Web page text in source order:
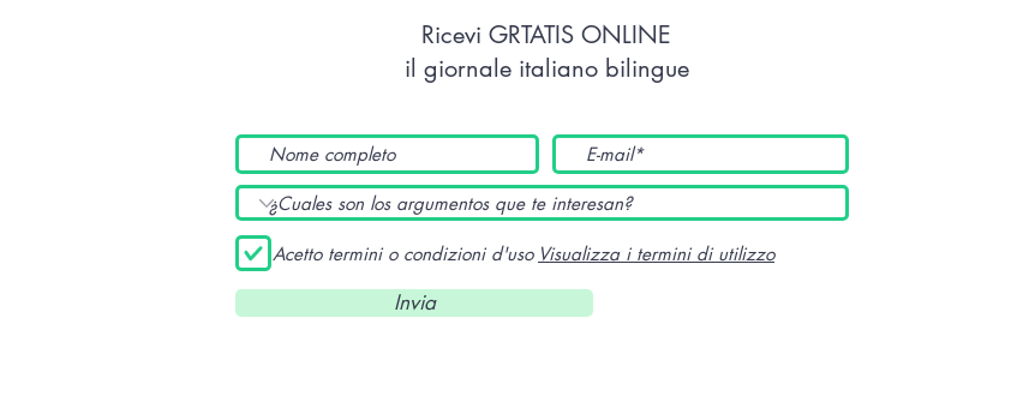
Ricevi GRTATIS ONLINE
il giornale italiano bilingue
Acetto termini o condizioni d'uso Visualizza i termini di utilizzo
Invia